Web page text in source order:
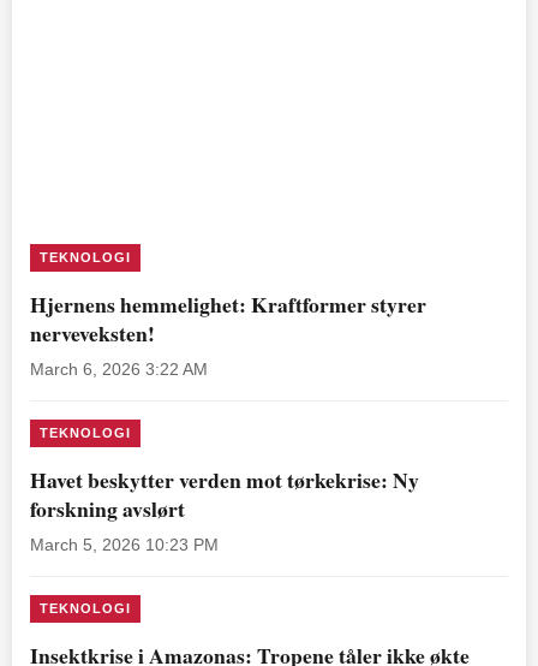
TEKNOLOGI
Hjernens hemmelighet: Kraftformer styrer
nerveveksten!
March 6, 2026 3:22 AM
TEKNOLOGI
Havet beskytter verden mot tørkekrise: Ny
forskning avslørt
March 5, 2026 10:23 PM
TEKNOLOGI
Insektkrise i Amazonas: Tropene tåler ikke økte